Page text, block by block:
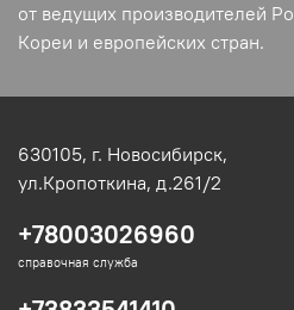
от ведущих производителей
Кореи и европейских стран.
630105, г. Новосибирск,
ул.Кропоткина, д.261/2
+78003026960
справочная служба